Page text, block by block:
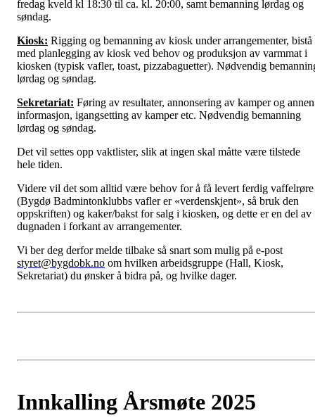
fredag kveld kl 18:30 til ca. kl. 20:00, samt bemanning lørdag og
søndag.
Kiosk: Rigging og bemanning av kiosk under arrangementer, bistå
med planlegging av kiosk ved behov og produksjon av varmmat i
kiosken (typisk vafler, toast, pizzabaguetter). Nødvendig
lørdag og søndag.
Sekretariat: Føring av resultater, annonsering av kamper og annen
informasjon, igangsetting av kamper etc. Nødvendig bemanning
lørdag og søndag.
Det vil settes opp vaktlister, slik at ingen skal måtte være tilstede
hele tiden.
Videre vil det som alltid være behov for å få levert ferdig vaffelrøre
(Bygdø Badmintonklubbs vafler er «verdenskjent», så bruk den
oppskriften) og kaker/bakst for salg i kiosken, og dette er en del av
dugnaden i forkant av arrangementer.
Vi ber deg derfor melde tilbake så snart som mulig på e-post
styret@bygdobk.no om hvilken arbeidsgruppe (Hall, Kiosk,
Sekretariat) du ønsker å bidra på, og hvilke dager.
Innkalling Årsmøte 2025